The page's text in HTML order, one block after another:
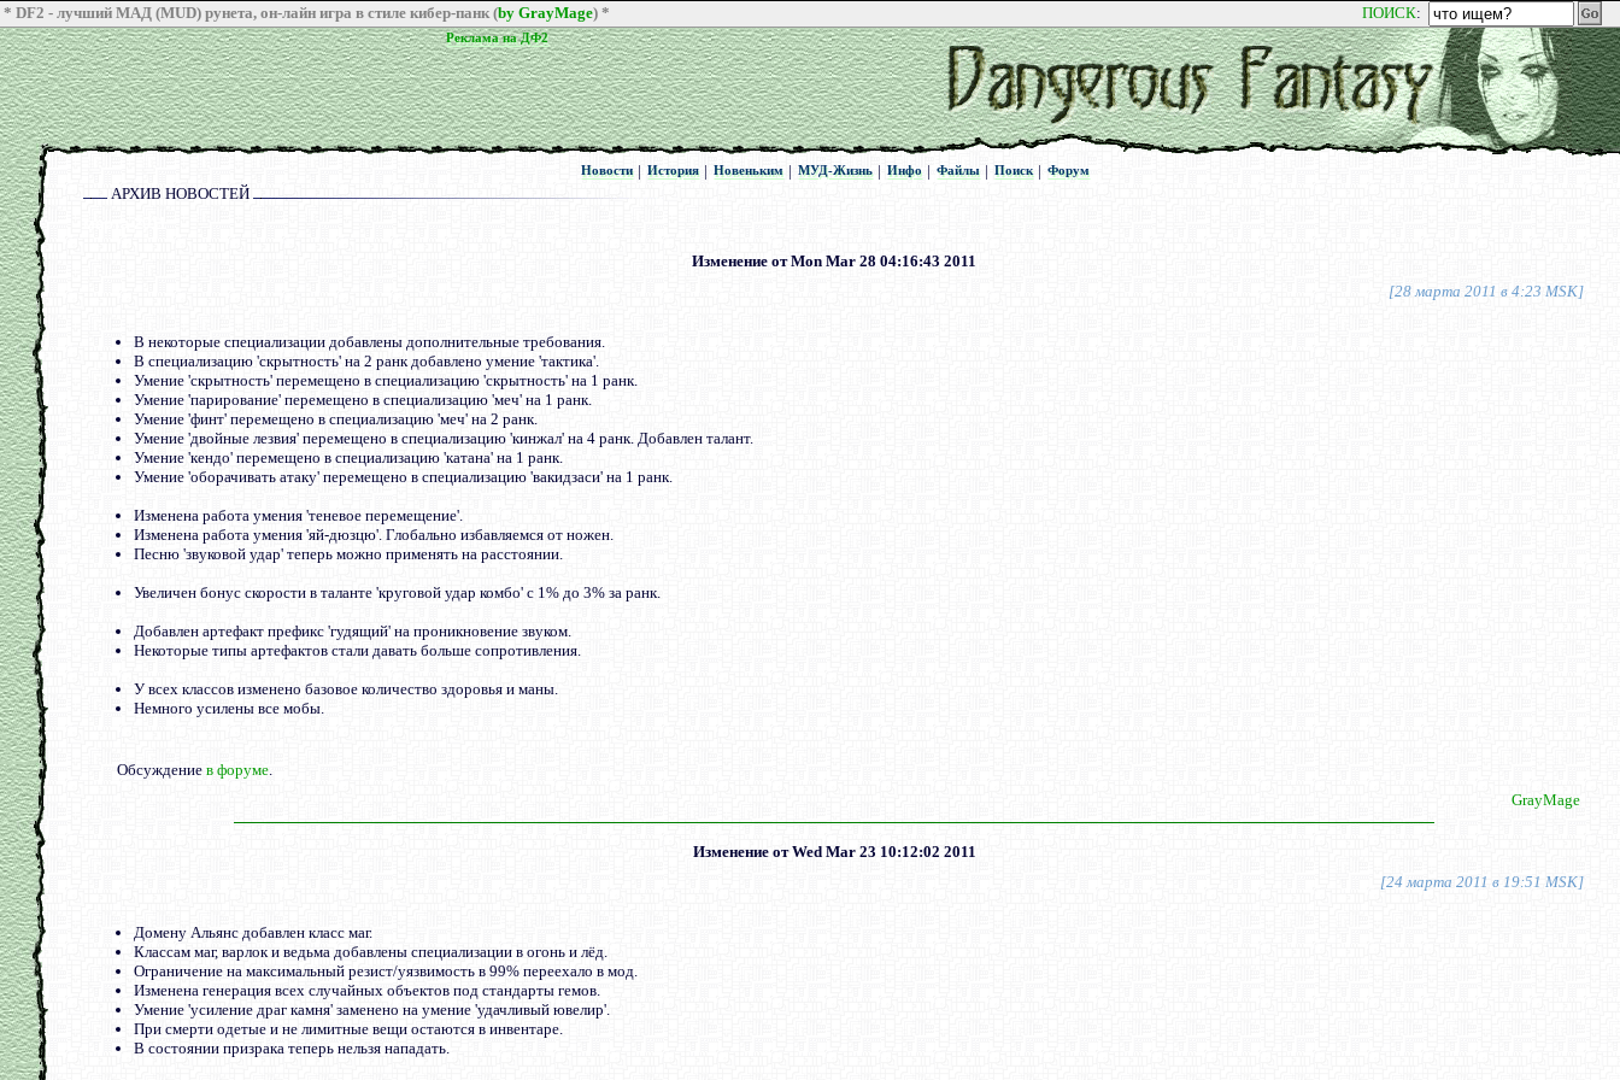
* DF2 - лучший МАД (MUD) рунета, он-лайн игра в стиле кибер-панк (by GrayMage) * ПОИСК:
Реклама на ДФ2
Реклама на ДФ2
Новости
Новости| История
История | Новеньким
Новеньким | МУД-Жизнь
МУД-Жизнь| Инфо
Инфо | Файлы
Файлы | Поиск
Поиск| Форум
Форум
АРХИВ НОВОСТЕЙ
Изменение от Mon Mar 28 04:16:43 2011
[28 марта 2011 в 4:23 MSK]
В некоторые специализации добавлены дополнительные требования.
В специализацию 'скрытность' на 2 ранк добавлено умение 'тактика'.
Умение 'скрытность' перемещено в специализацию 'скрытность' на 1 ранк.
Умение 'парирование' перемещено в специализацию 'меч' на 1 ранк.
Умение 'финт' перемещено в специализацию 'меч' на 2 ранк.
Умение 'двойные лезвия' перемещено в специализацию 'кинжал' на 4 ранк. Добавлен талант.
Умение 'кендо' перемещено в специализацию 'катана' на 1 ранк.
Умение 'оборачивать атаку' перемещено в специализацию 'вакидзаси' на 1 ранк.
Изменена работа умения 'теневое перемещение'.
Изменена работа умения 'яй-дюзцю'. Глобально избавляемся от ножен.
Песню 'звуковой удар' теперь можно применять на расстоянии.
Увеличен бонус скорости в таланте 'круговой удар комбо' с 1% до 3% за ранк.
Добавлен артефакт префикс 'гудящий' на проникновение звуком.
Некоторые типы артефактов стали давать больше сопротивления.
У всех классов изменено базовое количество здоровья и маны.
Немного усилены все мобы.
Обсуждениев форуме.
GrayMage
Изменение от Wed Mar 23 10:12:02 2011
[24 марта 2011 в 19:51 MSK]
Домену Альянс добавлен класс маг.
Классам маг, варлок и ведьма добавлены специализации в огонь и лёд.
Ограничение на максимальный резист/уязвимость в 99% переехало в мод.
Изменена генерация всех случайных объектов под стандарты гемов.
Умение 'усиление драг камня' заменено на умение 'удачливый ювелир'.
При смерти одетые и не лимитные вещи остаются в инвентаре.
В состоянии призрака теперь нельзя нападать.